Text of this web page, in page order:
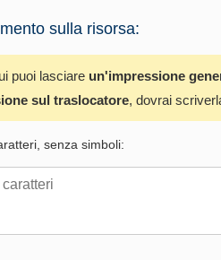
sulla risorsa:
puoi lasciare un'impressione
sul traslocatore, dovrai
senza simboli: